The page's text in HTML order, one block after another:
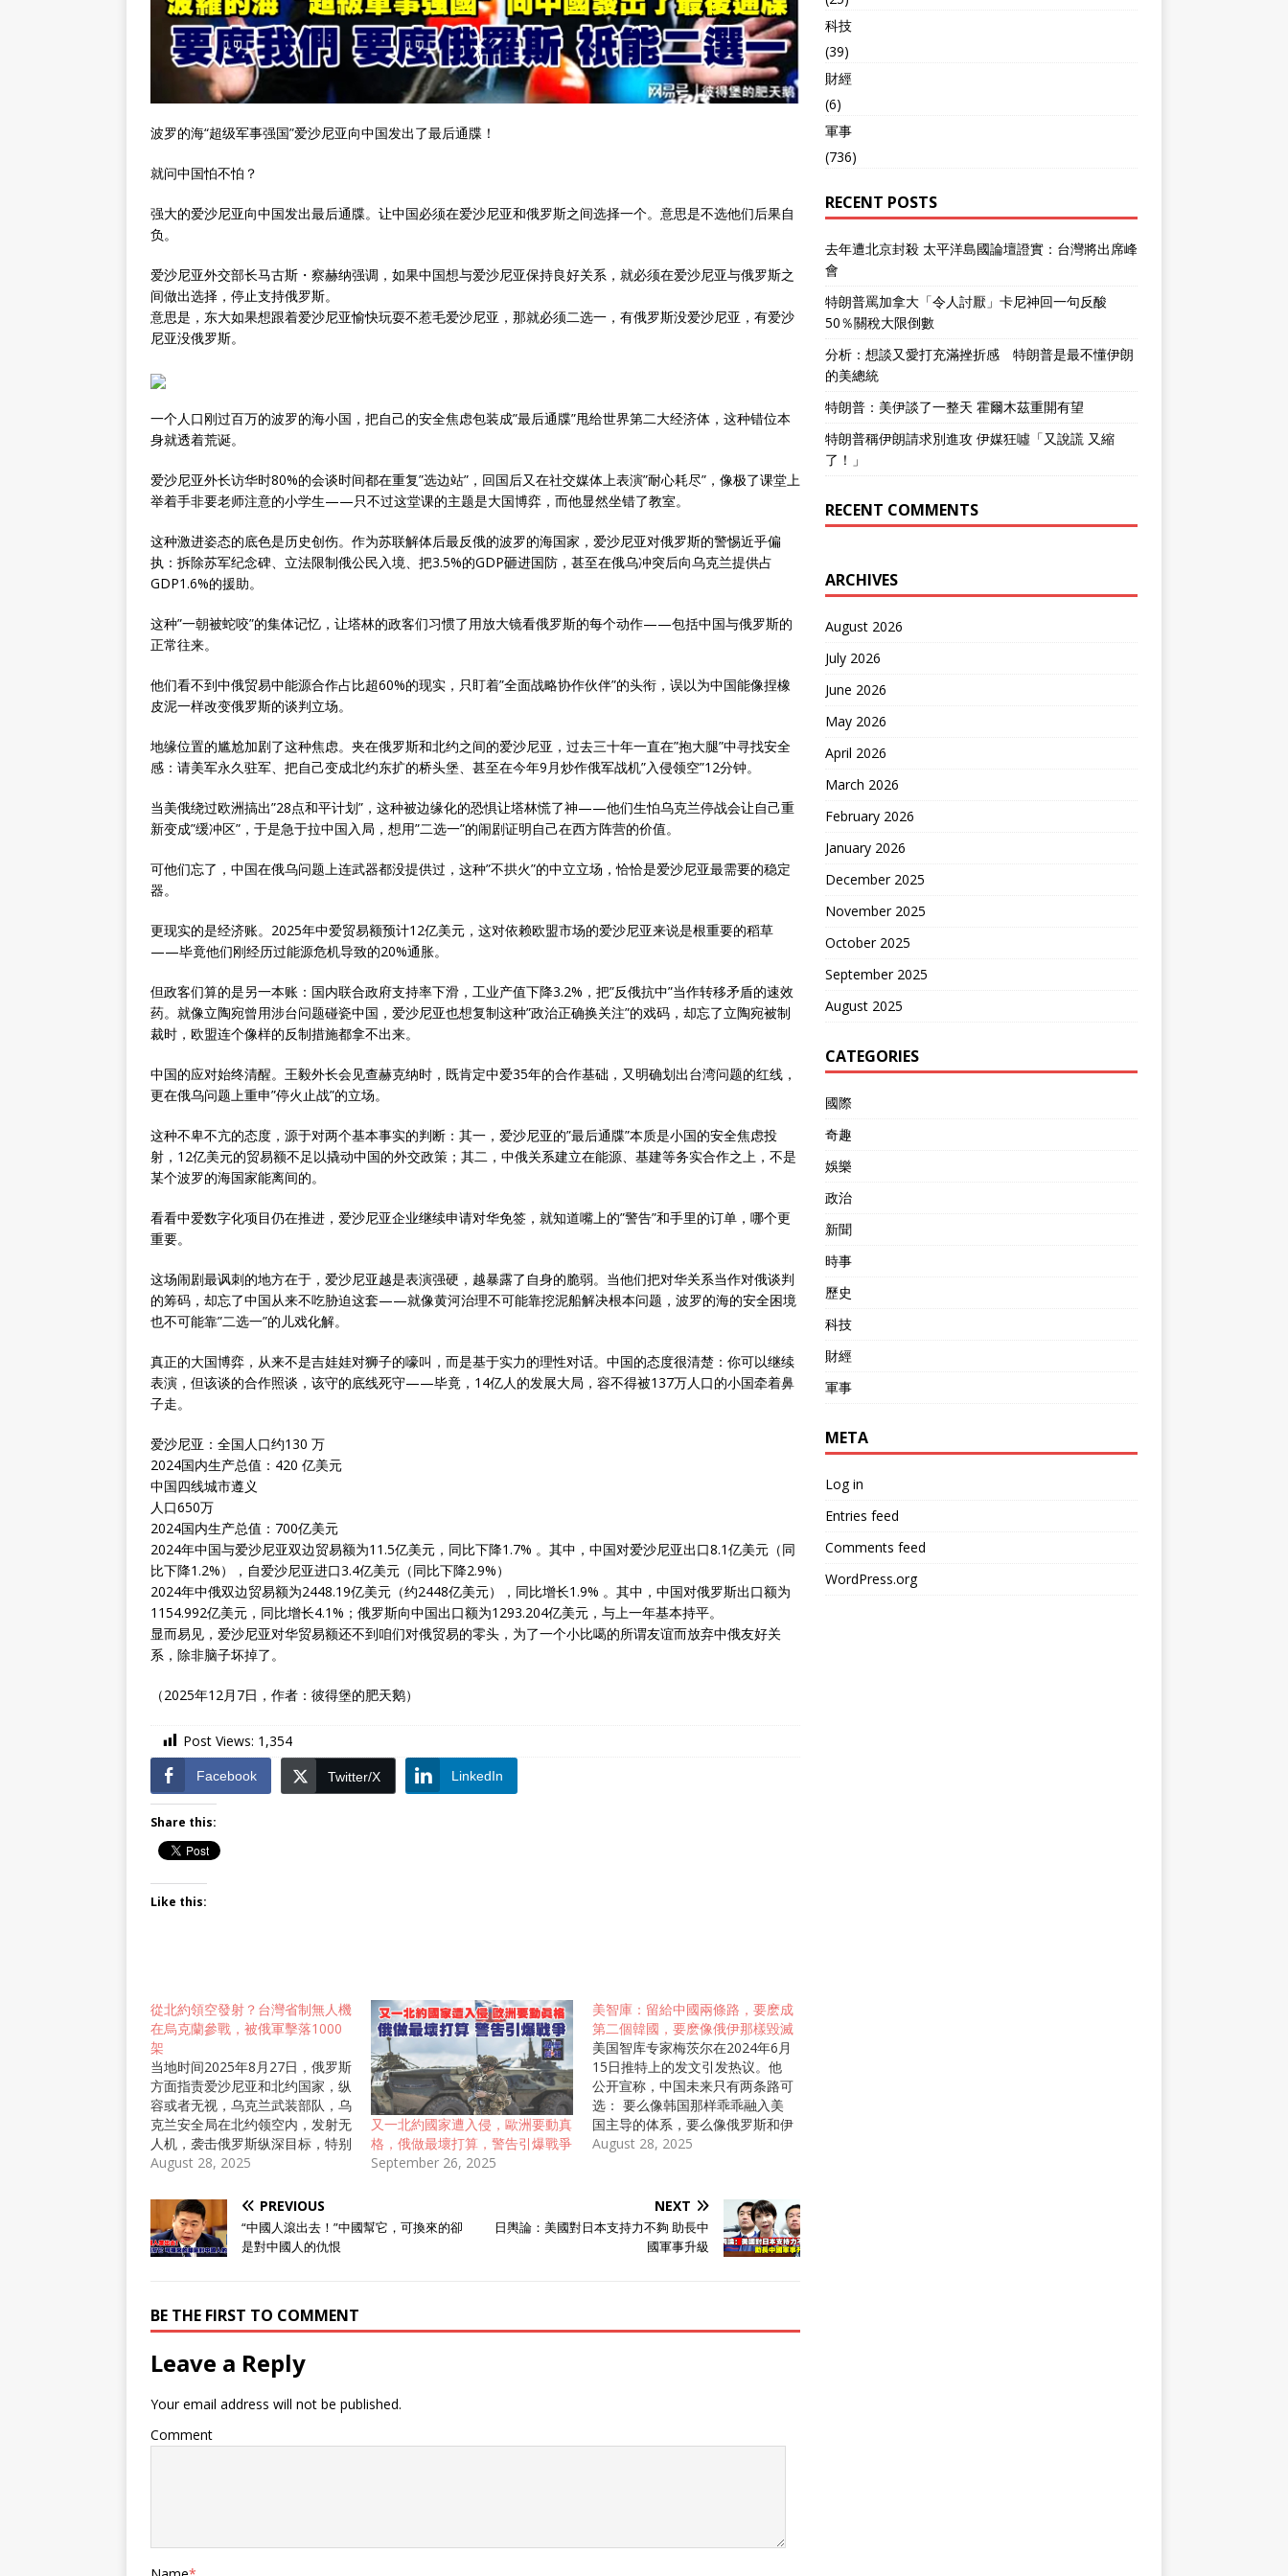
波罗的海“超级军事强国”爱沙尼亚向中国发出了最后通牒！
就问中国怕不怕？
强大的爱沙尼亚向中国发出最后通牒。让中国必须在爱沙尼亚和俄罗斯之间选择一个。意思是不选他们后果自
负。
爱沙尼亚外交部长马古斯・察赫纳强调，如果中国想与爱沙尼亚保持良好关系，就必须在爱沙尼亚与俄罗斯之
间做出选择，停止支持俄罗斯。
意思是，东大如果想跟着爱沙尼亚愉快玩耍不惹毛爱沙尼亚，那就必须二选一，有俄罗斯没爱沙尼亚，有爱沙
尼亚没俄罗斯。
一个人口刚过百万的波罗的海小国，把自己的安全焦虑包装成”最后通牒”甩给世界第二大经济体，这种错位本
身就透着荒诞。
爱沙尼亚外长访华时80%的会谈时间都在重复”选边站”，回国后又在社交媒体上表演”耐心耗尽”，像极了课堂上
举着手非要老师注意的小学生——只不过这堂课的主题是大国博弈，而他显然坐错了教室。
这种激进姿态的底色是历史创伤。作为苏联解体后最反俄的波罗的海国家，爱沙尼亚对俄罗斯的警惕近乎偏
执：拆除苏军纪念碑、立法限制俄公民入境、把3.5%的GDP砸进国防，甚至在俄乌冲突后向乌克兰提供占
GDP1.6%的援助。
这种”一朝被蛇咬”的集体记忆，让塔林的政客们习惯了用放大镜看俄罗斯的每个动作——包括中国与俄罗斯的
正常往来。
他们看不到中俄贸易中能源合作占比超60%的现实，只盯着”全面战略协作伙伴”的头衔，误以为中国能像捏橡
皮泥一样改变俄罗斯的谈判立场。
地缘位置的尴尬加剧了这种焦虑。夹在俄罗斯和北约之间的爱沙尼亚，过去三十年一直在”抱大腿”中寻找安全
感：请美军永久驻军、把自己变成北约东扩的桥头堡、甚至在今年9月炒作俄军战机”入侵领空”12分钟。
当美俄绕过欧洲搞出”28点和平计划”，这种被边缘化的恐惧让塔林慌了神——他们生怕乌克兰停战会让自己重
新变成”缓冲区”，于是急于拉中国入局，想用”二选一”的闹剧证明自己在西方阵营的价值。
可他们忘了，中国在俄乌问题上连武器都没提供过，这种”不拱火”的中立立场，恰恰是爱沙尼亚最需要的稳定
器。
更现实的是经济账。2025年中爱贸易额预计12亿美元，这对依赖欧盟市场的爱沙尼亚来说是根重要的稻草
——毕竟他们刚经历过能源危机导致的20%通胀。
但政客们算的是另一本账：国内联合政府支持率下滑，工业产值下降3.2%，把”反俄抗中”当作转移矛盾的速效
药。就像立陶宛曾用涉台问题碰瓷中国，爱沙尼亚也想复制这种”政治正确换关注”的戏码，却忘了立陶宛被制
裁时，欧盟连个像样的反制措施都拿不出来。
中国的应对始终清醒。王毅外长会见查赫克纳时，既肯定中爱35年的合作基础，又明确划出台湾问题的红线，
更在俄乌问题上重申”停火止战”的立场。
这种不卑不亢的态度，源于对两个基本事实的判断：其一，爱沙尼亚的”最后通牒”本质是小国的安全焦虑投
射，12亿美元的贸易额不足以撬动中国的外交政策；其二，中俄关系建立在能源、基建等务实合作之上，不是
某个波罗的海国家能离间的。
看看中爱数字化项目仍在推进，爱沙尼亚企业继续申请对华免签，就知道嘴上的”警告”和手里的订单，哪个更
重要。
这场闹剧最讽刺的地方在于，爱沙尼亚越是表演强硬，越暴露了自身的脆弱。当他们把对华关系当作对俄谈判
的筹码，却忘了中国从来不吃胁迫这套——就像黄河治理不可能靠挖泥船解决根本问题，波罗的海的安全困境
也不可能靠”二选一”的儿戏化解。
真正的大国博弈，从来不是吉娃娃对狮子的嚎叫，而是基于实力的理性对话。中国的态度很清楚：你可以继续
表演，但该谈的合作照谈，该守的底线死守——毕竟，14亿人的发展大局，容不得被137万人口的小国牵着鼻
子走。
爱沙尼亚：全国人口约130 万
2024国内生产总值：420 亿美元
中国四线城市遵义
人口650万
2024国内生产总值：700亿美元
2024年中国与爱沙尼亚双边贸易额为11.5亿美元，同比下降1.7% 。其中，中国对爱沙尼亚出口8.1亿美元（同
比下降1.2%），自爱沙尼亚进口3.4亿美元（同比下降2.9%）
2024年中俄双边贸易额为2448.19亿美元（约2448亿美元），同比增长1.9% 。其中，中国对俄罗斯出口额为
1154.992亿美元，同比增长4.1%；俄罗斯向中国出口额为1293.204亿美元，与上一年基本持平。
显而易见，爱沙尼亚对华贸易额还不到咱们对俄贸易的零头，为了一个小比噶的所谓友谊而放弃中俄友好关
系，除非脑子坏掉了。
（2025年12月7日，作者：彼得堡的肥天鹅）
Post Views: 1,354
Facebook Twitter/X LinkedIn
Share this:
Like this:
從北約領空發射？台灣省制無人機
在烏克蘭參戰，被俄軍擊落1000
架
当地时间2025年8月27日，俄罗斯
方面指责爱沙尼亚和北约国家，纵
容或者无视，乌克兰武装部队，乌
克兰安全局在北约领空内，发射无
人机，袭击俄罗斯纵深目标，特别
是俄罗斯第二大城市圣彼得堡市。
乌克兰军队的一架自杀式无人机在
爱沙尼亚境内坠毁，可能是袭击俄
罗斯圣彼得堡市的自杀式无人机，
被俄军电子战设备干扰后迷向了。
为袭击俄罗斯圣彼得堡市的自杀式
无人机，事实上是从爱沙尼亚境内
发射的。对此，爱沙尼亚政府居然
倒打一耙，指责起俄罗斯军方了，
通过干扰手段，使无人机飞入爱沙
尼亚境内！这架乌克兰自杀式无人
机坠毁在爱沙尼亚塔尔图县。 爱
是瞄准俄罗斯的圣彼得堡。很明
显，乌克兰在利用北约领空，或者
August 28, 2025
又一北約國家遭入侵，歐洲要動真
格，俄做最壞打算，警告引爆戰爭
September 26, 2025
美智庫：留給中國兩條路，要麽成
第二個韓國，要麽像俄伊那樣毀滅
美国智库专家梅茨尔在2024年6月
15日推特上的发文引发热议。他
公开宣称，中国未来只有两条路可
选： 要么像韩国那样乖乖融入美
国主导的体系，要么像俄罗斯和伊
朗那样被“孤立和毁灭”。这话听着
起，他们既无奈又不甘心。这个所
谓的“二选一”，真有他们说的那么
绝对吗？ 梅茨尔口中的“韩国模
式”，乍一听还挺诱人。既能保留
韩国表面上看经济繁荣、科技发
韩美军不仅数量庞大，还直接影响
极高，甚至可以说，美国的贸易政
August 28, 2025
PREVIOUS
“中國人滾出去！”中國幫它，可換來的卻
是對中國人的仇恨
NEXT
日輿論：美國對日本支持力不夠 助長中
國軍事升級
BE THE FIRST TO COMMENT
Leave a Reply
Your email address will not be published.
Comment
科技
(39)
財經
(6)
軍事
(736)
RECENT POSTS
去年遭北京封殺 太平洋島國論壇證實：台灣將出席峰
會
特朗普罵加拿大「令人討厭」卡尼神回一句反酸
50％關稅大限倒數
分析：想談又愛打充滿挫折感 特朗普是最不懂伊朗
的美總統
特朗普：美伊談了一整天 霍爾木茲重開有望
特朗普稱伊朗請求別進攻 伊媒狂噓「又說謊 又縮
了！」
RECENT COMMENTS
ARCHIVES
August 2026
July 2026
June 2026
May 2026
April 2026
March 2026
February 2026
January 2026
December 2025
November 2025
October 2025
September 2025
August 2025
CATEGORIES
國際
奇趣
娛樂
政治
新聞
時事
歷史
科技
財經
軍事
META
Log in
Entries feed
Comments feed
WordPress.org